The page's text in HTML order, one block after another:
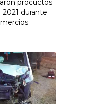
productos
durante